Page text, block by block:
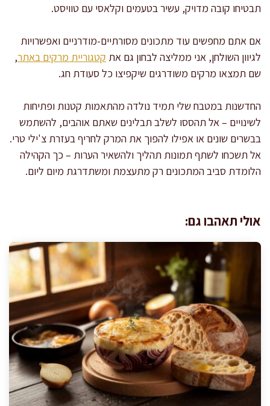
תבטיחו קובה מדויק, עשיר בטעמים וקלאסי עם טוויסט.
אם אתם מחפשים עוד מתכונים מסורתיים-מודרניים ואפשרויות
לגיוון השולחן, אני ממליצה לבחון גם את קטגוריית מרקים באתר,
שם תמצאו מרקים משודרגים שיקפיצו כל סעודת חג.
החדשנות במטבח שלי תמיד נולדה מהתאמות קטנות ופתיחות
לשינויים – אל תהססו לשלב תבלינים שאתם אוהבים, להשתמש
בבשרים שונים או אפילו להפוך את המרק לחריף בעזרת צ'ילי טרי.
אל תשכחו לשתף תמונות תהליך ולהשאיר הערות – כך הקהילה
הלומדת סביב המתכונים רק מתעצמת ומשתדרגת מיום ליום.
אולי תאהבו גם: